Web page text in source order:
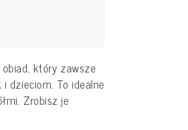
który zawsze
dzieciom. To idealne
Zrobisz je